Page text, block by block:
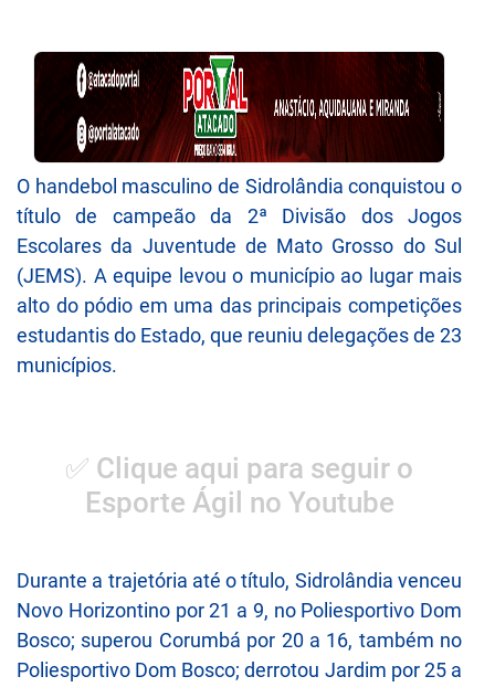
O handebol masculino de Sidrolândia conquistou o
título de campeão da 2ª Divisão dos Jogos
Escolares da Juventude de Mato Grosso do Sul
(JEMS). A equipe levou o município ao lugar mais
alto do pódio em uma das principais competições
estudantis do Estado, que reuniu delegações de 23
municípios.
✅ Clique aqui para seguir o
Esporte Ágil no Youtube
Durante a trajetória até o título, Sidrolândia venceu
Novo Horizontino por 21 a 9, no Poliesportivo Dom
Bosco; superou Corumbá por 20 a 16, também no
Poliesportivo Dom Bosco; derrotou Jardim por 25 a